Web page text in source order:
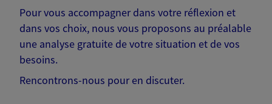
Pour vous accompagner dans votre réflexion et
dans vos choix, nous vous proposons au préalable
une analyse gratuite de votre situation et de vos
besoins.
Rencontrons-nous pour en discuter.